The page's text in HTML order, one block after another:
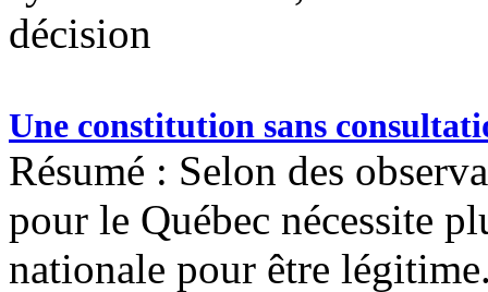
décision
Une constitution sans
Résumé : Selon des
pour le Québec nécessite
nationale pour être